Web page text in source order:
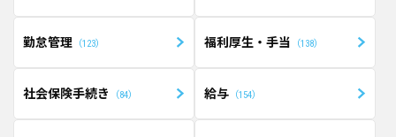
勤怠管理 123 福利厚生・手当 138
社会保険手続き 84 給与 154